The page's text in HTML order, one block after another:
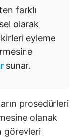
farklı
olarak
eyleme
sunar.
prosedürleri
olanak
görevleri